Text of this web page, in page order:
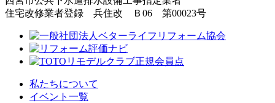
住宅改修業者登録 兵住改 Ｂ06 第00023号
私たちについて
イベント一覧